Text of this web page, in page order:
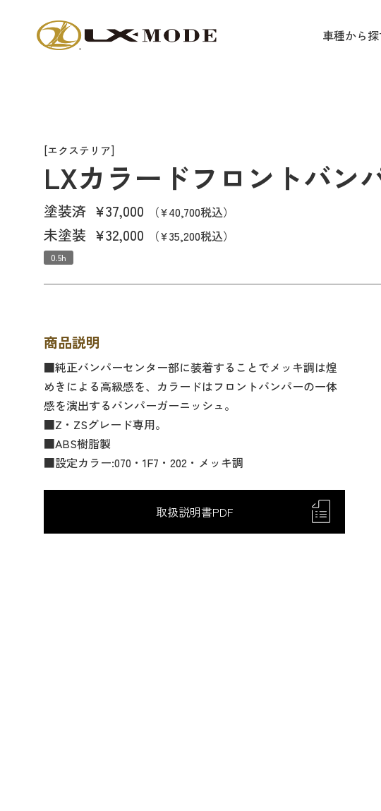
車種から
[エクステリア]
LXカラードフロントバン
塗装済 ¥37,000 （¥40,700税込）
未塗装 ¥32,000 （¥35,200税込）
0.5h
商品説明
■純正バンパーセンター部に装着することでメッキ調は煌
めきによる高級感を、カラードはフロントバンパーの一体
感を演出するバンパーガーニッシュ。
■Z・ZSグレード専用。
■ABS樹脂製
■設定カラー:070・1F7・202・メッキ調
取扱説明書PDF